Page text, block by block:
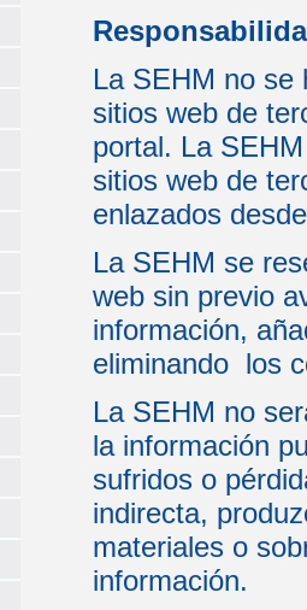
La SEHM no se
sitios web de
portal. La
sitios web de
enlazados
La SEHM se
web sin previo
información,
eliminando los
La SEHM no
la información
sufridos o
indirecta,
materiales o
información.